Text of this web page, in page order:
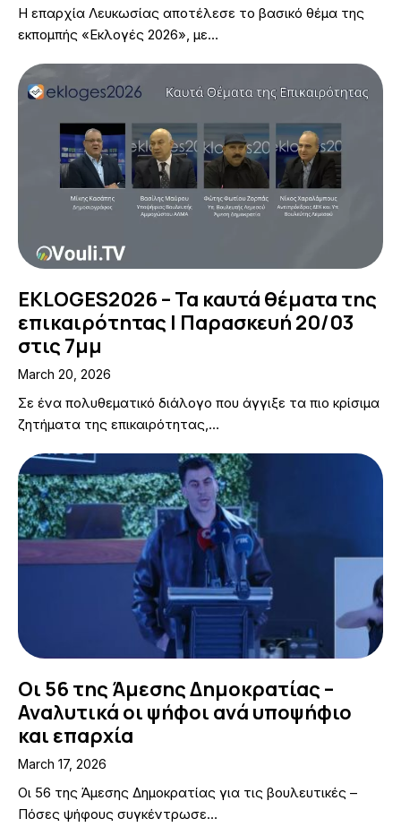
Η επαρχία Λευκωσίας αποτέλεσε το βασικό θέμα της
εκπομπής «Εκλογές 2026», με…
EKLOGES2026 – Τα καυτά θέματα της
επικαιρότητας | Παρασκευή 20/03
στις 7μμ
March 20, 2026
Σε ένα πολυθεματικό διάλογο που άγγιξε τα πιο κρίσιμα
ζητήματα της επικαιρότητας,…
Οι 56 της Άμεσης Δημοκρατίας –
Αναλυτικά οι ψήφοι ανά υποψήφιο
και επαρχία
March 17, 2026
Οι 56 της Άμεσης Δημοκρατίας για τις βουλευτικές –
Πόσες ψήφους συγκέντρωσε…